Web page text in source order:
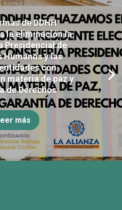
de DDHH
la eliminación la
Presidencial de
Humanos y las
con
materia de paz y
de Derechos
más